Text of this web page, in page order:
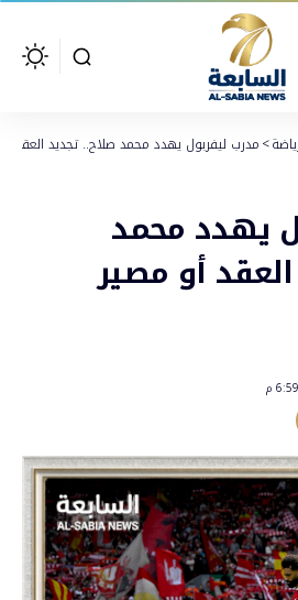
>مدرب ليفربول يهدد محمد صلاح.. تجديد العقد
يهدد محمد
أو مصير